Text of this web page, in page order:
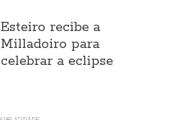
Esteiro recibe a
Milladoiro para
celebrar a eclipse